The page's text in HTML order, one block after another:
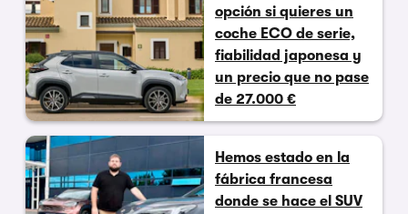
opción si quieres un
coche ECO de serie,
fiabilidad japonesa y
un precio que no pase
de 27.000 €
Hemos estado en la
fábrica francesa
donde se hace el SUV